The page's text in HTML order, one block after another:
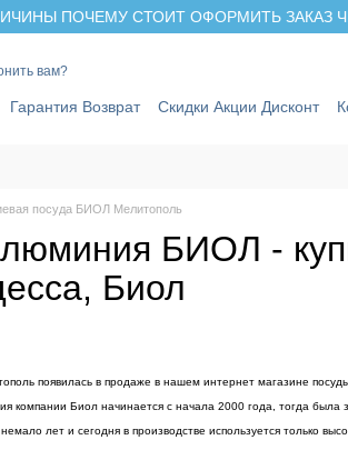
ПОЧЕМУ СТОИТ ОФОРМИТЬ ЗАКАЗ
вам?
Гарантия Возврат Скидки Акции Дисконт
посуда БИОЛ Мелитополь
БИОЛ -
Биол
появилась в продаже в нашем интернет магазине
компании Биол начинается с начала 2000 года, тогда
лет и сегодня в производстве используется только